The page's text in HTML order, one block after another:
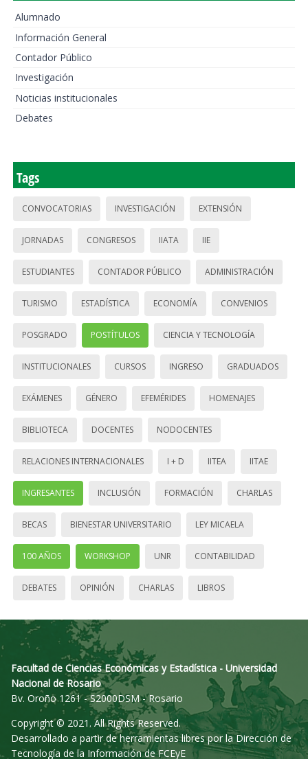
Alumnado
Información General
Contador Público
Investigación
Noticias institucionales
Debates
Tags
CONVOCATORIAS INVESTIGACIÓN EXTENSIÓN
JORNADAS CONGRESOS IIATA IIE
ESTUDIANTES CONTADOR PÚBLICO ADMINISTRACIÓN
TURISMO ESTADÍSTICA ECONOMÍA CONVENIOS
POSGRADO POSTÍTULOS CIENCIA Y TECNOLOGÍA
INSTITUCIONALES CURSOS INGRESO GRADUADOS
EXÁMENES GÉNERO EFEMÉRIDES HOMENAJES
BIBLIOTECA DOCENTES NODOCENTES
RELACIONES INTERNACIONALES I + D IITEA IITAE
INGRESANTES INCLUSIÓN FORMACIÓN CHARLAS
BECAS BIENESTAR UNIVERSITARIO LEY MICAELA
100 AÑOS WORKSHOP UNR CONTABILIDAD
DEBATES OPINIÓN CHARLAS LIBROS
Facultad de Ciencias Económicas y Estadística - Universidad
Nacional de Rosario
Bv. Oroño 1261 - S2000DSM - Rosario
Copyright © 2021. All Rights Reserved.
Desarrollado a partir de herramientas libres por la Dirección de
Tecnología de la Información de FCEyE